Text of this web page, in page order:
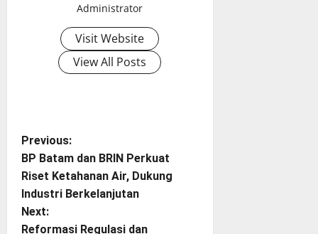
Administrator
Visit Website
View All Posts
P
o
s
Previous:
BP Batam dan BRIN Perkuat
Riset Ketahanan Air, Dukung
Industri Berkelanjutan
Next:
Reformasi Regulasi dan